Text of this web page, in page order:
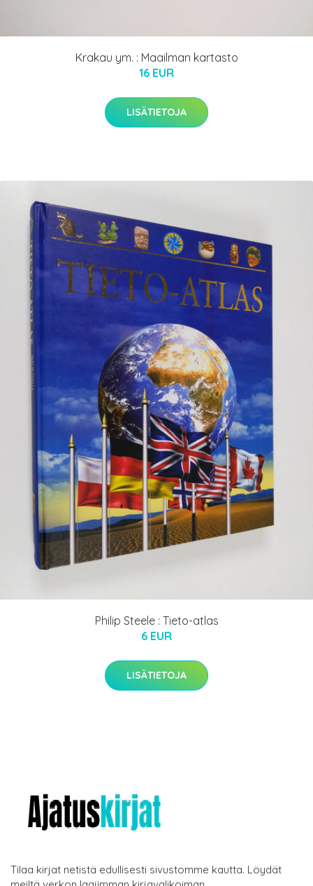
Krakau ym. : Maailman kartasto
16 EUR
LISÄTIETOJA
Philip Steele : Tieto-atlas
6 EUR
LISÄTIETOJA
Tilaa kirjat netistä edullisesti sivustomme kautta. Löydät